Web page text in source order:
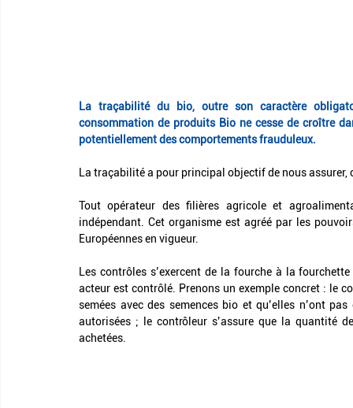
La traçabilité du bio, outre son caractère
consommation de produits Bio ne cesse de croître
potentiellement des comportements frauduleux.
La traçabilité a pour principal objectif de nous assurer,
Tout opérateur des filières agricole et
indépendant. Cet organisme est agréé par les
Européennes en vigueur.
Les contrôles s’exercent de la fourche à la
acteur est contrôlé. Prenons un exemple concret : le
semées avec des semences bio et qu’elles n’ont
autorisées ; le contrôleur s’assure que la quantité
achetées.